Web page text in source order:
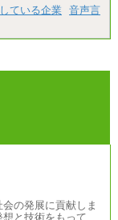
ている企業
音声言
の発展に貢献しま
と技術をもって、